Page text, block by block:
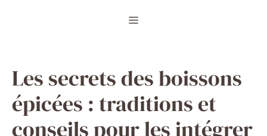
Menu
Les secrets des boissons
épicées : traditions et
conseils pour les intégrer